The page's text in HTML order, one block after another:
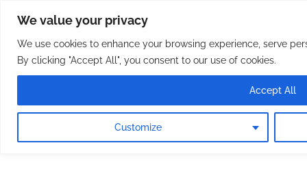
We value your privacy
We use cookies to enhance your browsing experience, serve
By clicking "Accept All", you consent to our use of cookies.
Customize
Accept All
content
Osterreichische Pfarreie